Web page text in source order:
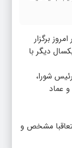
برگزار
دیگر با
شورا،
عماد
مشخص و